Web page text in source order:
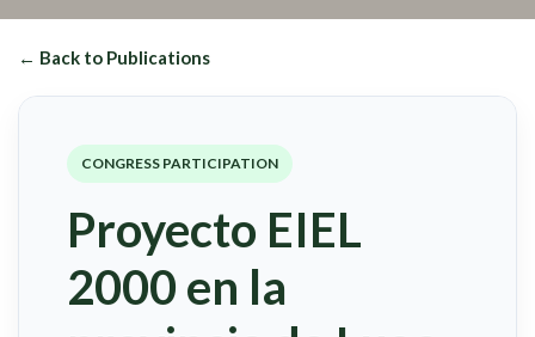
← Back to Publications
CONGRESS PARTICIPATION
Proyecto EIEL
2000 en la